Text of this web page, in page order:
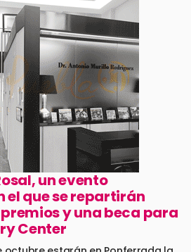
un evento
el que se repartirán
y una beca para
Center